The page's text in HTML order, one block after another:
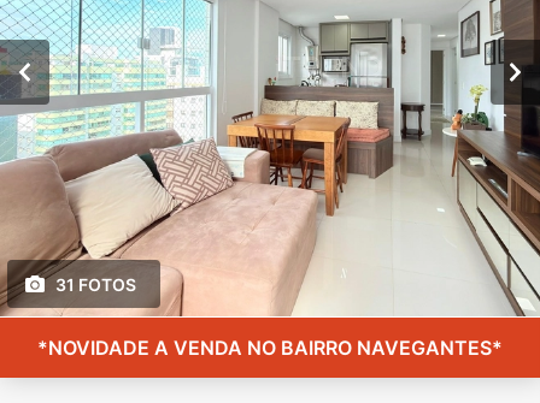
31 FOTOS
*NOVIDADE A VENDA NO BAIRRO NAVEGANTES*